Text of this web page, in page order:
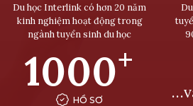
Du học Interlink có hơn 20 năm
kinh nghiệm hoạt động trong
ngành tuyển sinh du học
1000+
HỒ SƠ